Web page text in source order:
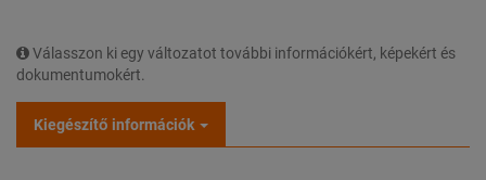
Válasszon ki egy változatot további információkért, képekért és
dokumentumokért.
Kiegészítő információk